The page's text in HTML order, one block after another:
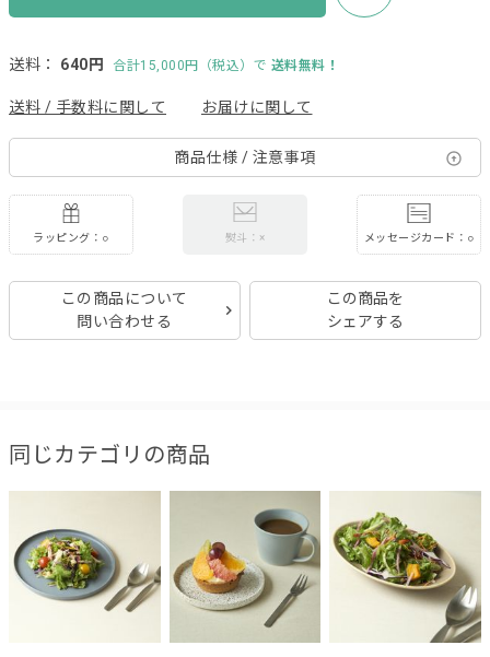
送料： 640円 合計15,000円（税込）で 送料無料！
送料 / 手数料に関して お届けに関して
商品仕様 / 注意事項
ラッピング：○ 熨斗：× メッセージカード：○
この商品について
問い合わせる
この商品を
シェアする
同じカテゴリの商品